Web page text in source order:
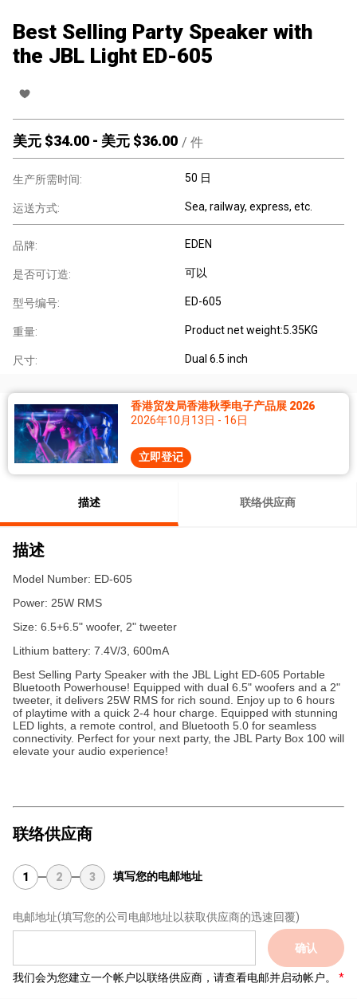
Best Selling Party Speaker with
the JBL Light ED-605
美元 $34.00 - 美元 $36.00 / 件
生产所需时间: 50 日
运送方式: Sea, railway, express, etc.
品牌: EDEN
是否可订造: 可以
型号编号: ED-605
重量: Product net weight:5.35KG
尺寸: Dual 6.5 inch
香港贸发局香港秋季电子产品展 2026
2026年10月13日 - 16日
立即登记
描述 联络供应商
描述
Model Number: ED-605
Power: 25W RMS
Size: 6.5+6.5" woofer, 2" tweeter
Lithium battery: 7.4V/3, 600mA
Best Selling Party Speaker with the JBL Light ED-605 Portable
Bluetooth Powerhouse! Equipped with dual 6.5" woofers and a 2"
tweeter, it delivers 25W RMS for rich sound. Enjoy up to 6 hours
of playtime with a quick 2-4 hour charge. Equipped with stunning
LED lights, a remote control, and Bluetooth 5.0 for seamless
connectivity. Perfect for your next party, the JBL Party Box 100 will
elevate your audio experience!
联络供应商
1 2 3 填写您的电邮地址
电邮地址(填写您的公司电邮地址以获取供应商的迅速回覆)
确认
我们会为您建立一个帐户以联络供应商，请查看电邮并启动帐户。